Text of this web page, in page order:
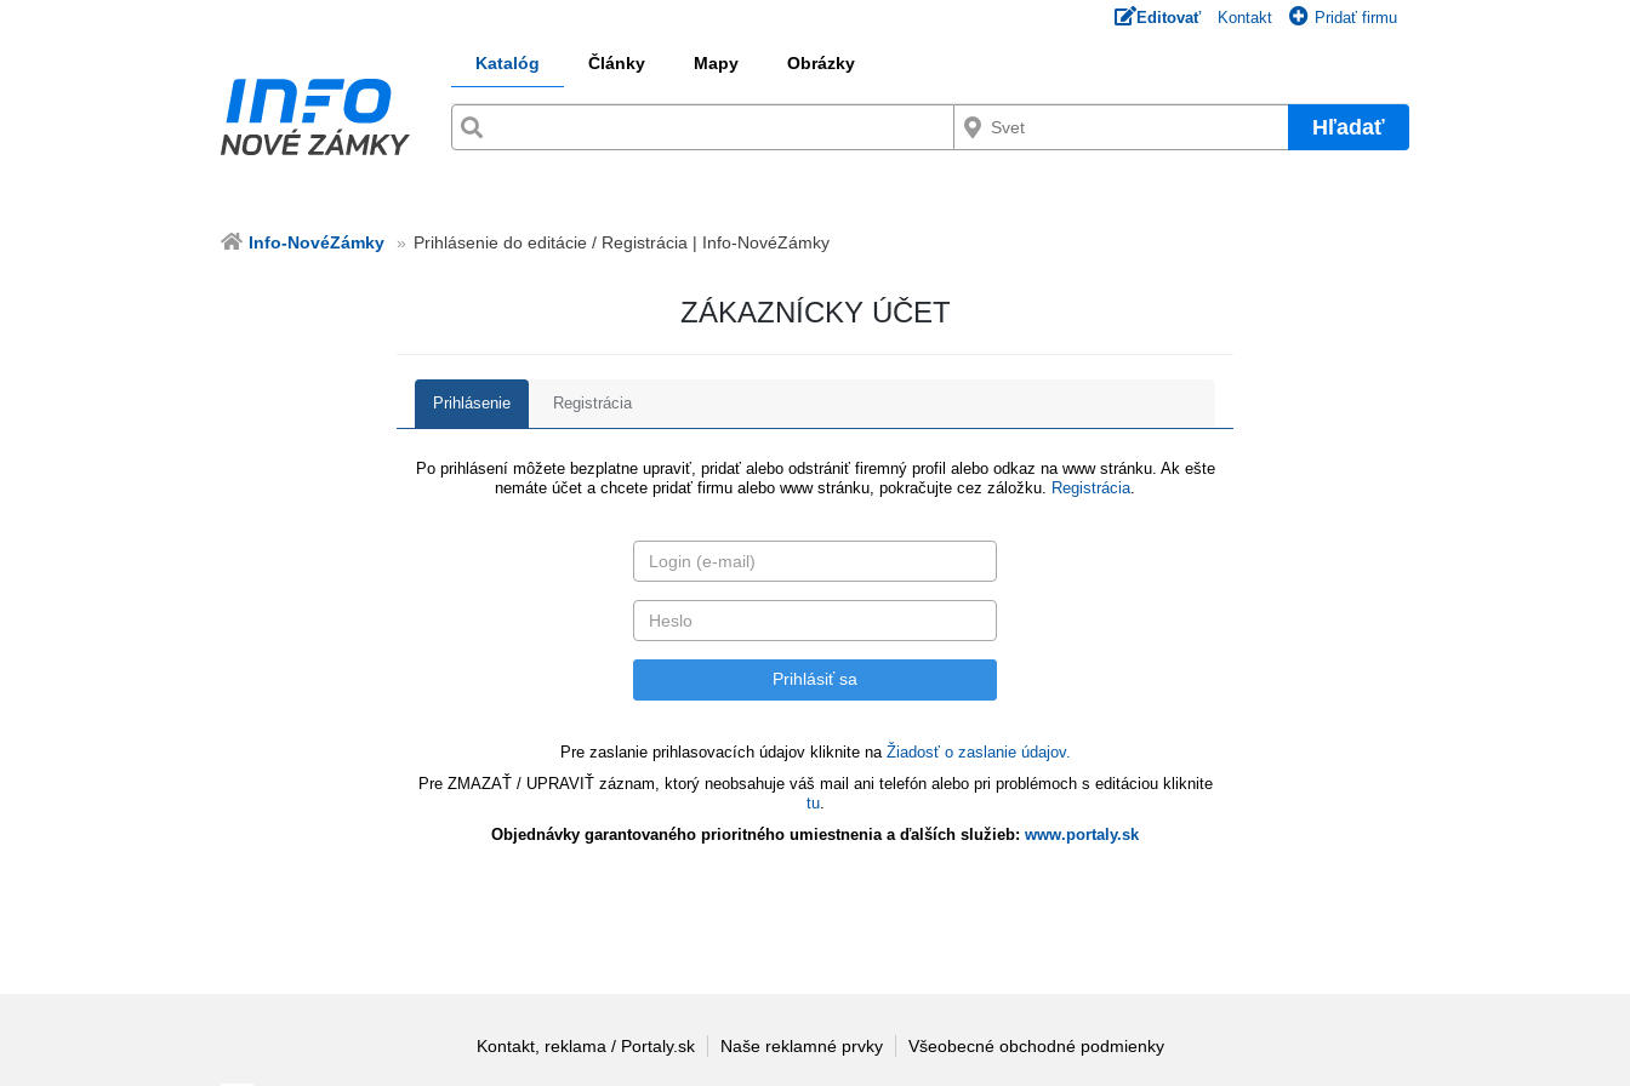
Editovať Kontakt Pridať firmu
Katalóg Články Mapy Obrázky
Hľadať
Info-NovéZámky Prihlásenie do editácie / Registrácia | Info-NovéZámky
ZÁKAZNÍCKY ÚČET
Prihlásenie Registrácia
Po prihlásení môžete bezplatne upraviť, pridať alebo odstrániť firemný profil alebo odkaz na www stránku. Ak ešte
nemáte účet a chcete pridať firmu alebo www stránku, pokračujte cez záložku.
Registrácia
Pre zaslanie prihlasovacích údajov kliknite na Žiadosť o zaslanie údajov.
Pre ZMAZAŤ / UPRAVIŤ záznam, ktorý neobsahuje váš mail ani telefón alebo pri problémoch s editáciou kliknite
tu.
Objednávky garantovaného prioritného umiestnenia a ďalších služieb: www.portaly.sk
Kontakt, reklama / Portaly.sk Naše reklamné prvky Všeobecné obchodné podmienky